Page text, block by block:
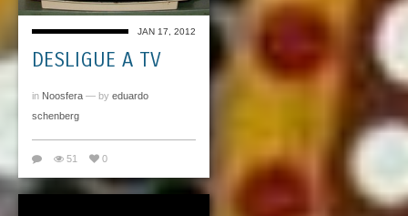
JAN 17, 2012
DESLIGUE A TV
in Noosfera — by eduardo
schenberg
51 0